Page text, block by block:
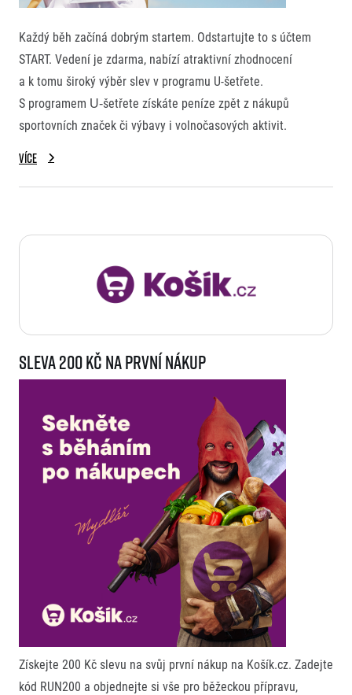
Každý běh začíná dobrým startem. Odstartujte to s účtem
START. Vedení je zdarma, nabízí atraktivní zhodnocení
a k tomu široký výběr slev v programu U-šetřete.
S programem U‑šetřete získáte peníze zpět z nákupů
sportovních značek či výbavy i volnočasových aktivit.
Více
Sleva 200 Kč na první nákup
Získejte 200 Kč slevu na svůj první nákup na Košík.cz. Zadejte
kód RUN200 a objednejte si vše pro běžeckou přípravu,